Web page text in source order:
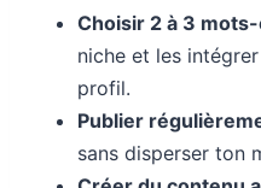
Choisir 2 à 3
niche et les
profil.
Publier
sans disperser ton